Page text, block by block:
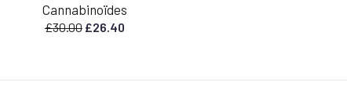
Cannabinoïdes
£30.00 Le
était
£26.40
est